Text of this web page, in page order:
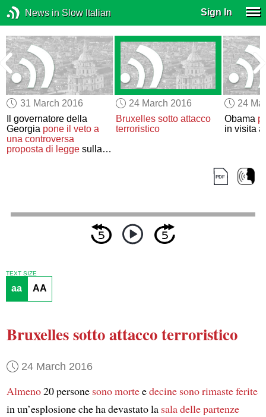
News in Slow Italian Sign In
31 March 2016
Il governatore della
Georgia pone il veto a
una controversa
proposta di legge sulla
24 March 2016
Bruxelles sotto attacco
terroristico
24
Obama
in visita
TEXT SIZE
aa AA
Bruxelles sotto attacco terroristico
24 March 2016
Almeno20 persone sono morteedecine sono rimaste ferite
in un’esplosione che ha devastato la sala delle partenze